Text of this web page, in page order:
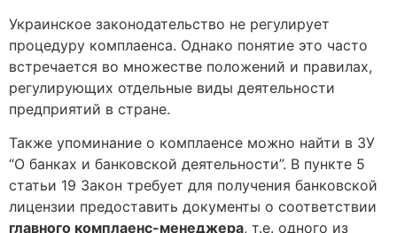
Украинское законодательство не регулирует
процедуру комплаенса. Однако понятие это часто
встречается во множестве положений и правилах,
регулирующих отдельные виды деятельности
предприятий в стране.
Также упоминание о комплаенсе можно найти в ЗУ
“О банках и банковской деятельности”. В пункте 5
статьи 19 Закон требует для получения банковской
лицензии предоставить документы о соответствии
главного комплаенс-менеджера, т.е. одного из